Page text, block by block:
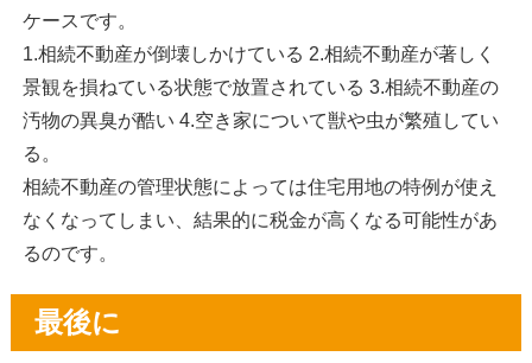
ケースです。
1.相続不動産が倒壊しかけている 2.相続不動産が著しく
景観を損ねている状態で放置されている 3.相続不動産の
汚物の異臭が酷い 4.空き家について獣や虫が繁殖してい
る。
相続不動産の管理状態によっては住宅用地の特例が使え
なくなってしまい、結果的に税金が高くなる可能性があ
るのです。
最後に